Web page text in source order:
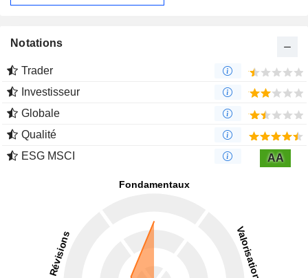
Notations
Trader
Investisseur
Globale
Qualité
ESG MSCI
AA